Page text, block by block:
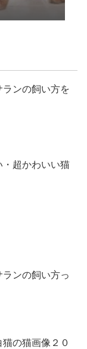
ンの飼い方を
・超かわいい猫
ンの飼い方っ
の猫画像２０